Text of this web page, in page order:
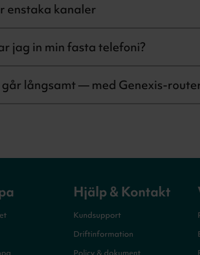
enstaka kanaler
jag in min fasta telefoni?
långsamt — med Genexis-
Hjälp & Kontakt
Kundsupport
Driftinformation
Policy & dokument